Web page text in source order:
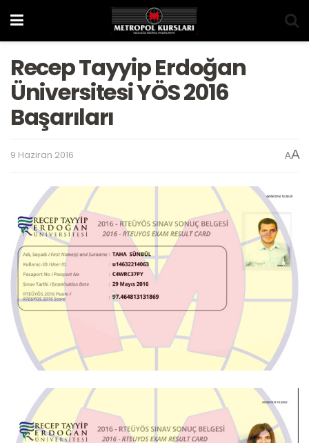
Recep Tayyip Erdoğan
Üniversitesi YÖS 2016
Başarıları
9 Haziran 2016 AA